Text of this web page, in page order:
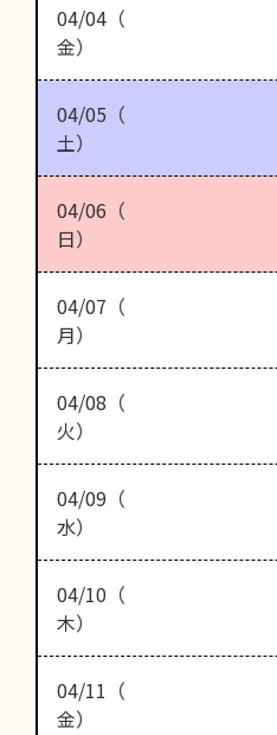
04/04（
金）
04/05（
土）
04/06（
日）
04/07（
月）
04/08（
火）
04/09（
水）
04/10（
木）
04/11（
金）